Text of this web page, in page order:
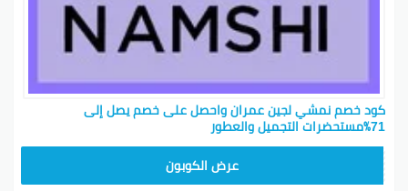
كود خصم نمشي لجين عمران واحصل على خصم يصل إلى
71٪مستحضرات التجميل والعطور
عرض الكوبون